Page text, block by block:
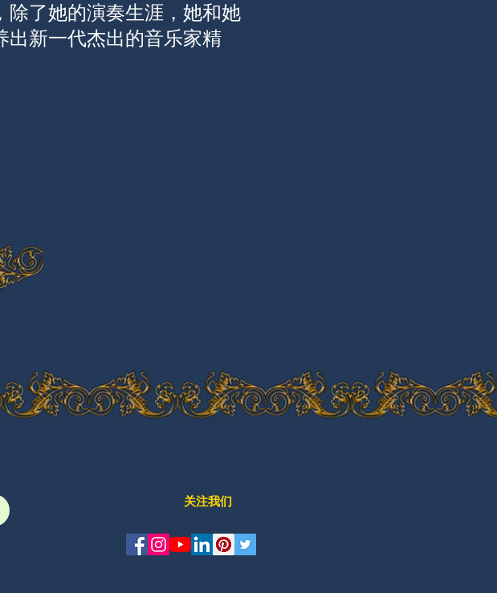
除了她的演奏生涯，她和她
出新一代杰出的音乐家精
​关注我们